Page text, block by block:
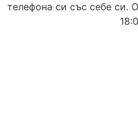
телефона си със себе си.